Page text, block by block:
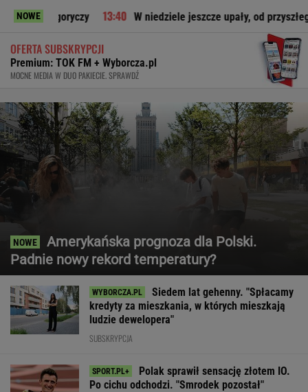
NOWE W niedziele jeszcze upały, od przyszłego tygodnia
OFERTA SUBSKRYPCJI
Premium: TOK FM + Wyborcza.pl
MOCNE MEDIA W DUO PAKIECIE. SPRAWDŹ
Amerykańska prognoza dla Polski.
Padnie nowy rekord temperatury?
Siedem lat gehenny. "Spłacamy
kredyty za mieszkania, w których mieszkają
ludzie dewelopera"
SUBSKRYPCJA
Polak sprawił sensację złotem IO.
Po cichu odchodzi. "Smrodek pozostał"